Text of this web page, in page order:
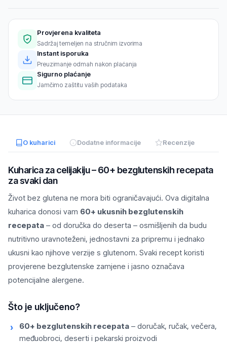
Provjerena kvaliteta
Sadržaj temeljen na stručnim izvorima
Instant isporuka
Preuzimanje odmah nakon plaćanja
Sigurno plaćanje
Jamčimo zaštitu vaših podataka
O kuharici Dodatne informacije Recenzije
Kuharica za celijakiju – 60+ bezglutenskih recepata
za svaki dan
Život bez glutena ne mora biti ograničavajući. Ova digitalna
kuharica donosi vam 60+ ukusnih bezglutenskih
recepata – od doručka do deserta – osmišljenih da budu
nutritivno uravnoteženi, jednostavni za pripremu i jednako
ukusni kao njihove verzije s glutenom. Svaki recept koristi
provjerene bezglutenske zamjene i jasno označava
potencijalne alergene.
Što je uključeno?
60+ bezglutenskih recepata – doručak, ručak, večera,
međuobroci, deserti i pekarski proizvodi